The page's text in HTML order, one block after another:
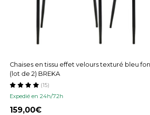
Chaises en tissu effet velours texturé bleu
(lot de 2) BREKA
Expedié en 24h/72h
(15)
159,00